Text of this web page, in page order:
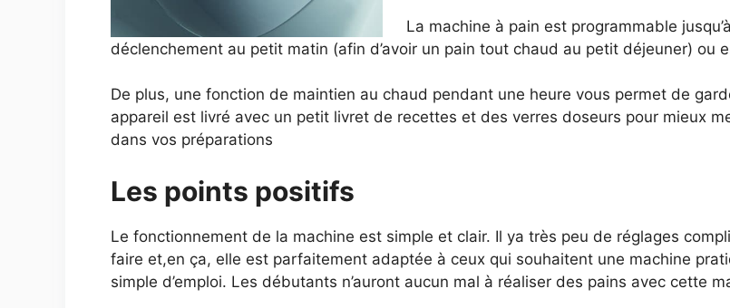
La machine à pain est programmable
déclenchement au petit matin (afin d’avoir un pain tout chaud au petit déjeuner) ou
De plus, une fonction de maintien au chaud pendant une heure vous permet de
appareil est livré avec un petit livret de recettes et des verres doseurs pour mieux
dans vos préparations
Les points positifs
Le fonctionnement de la machine est simple et clair. Il ya très peu de réglages
faire et,en ça, elle est parfaitement adaptée à ceux qui souhaitent une machine
simple d’emploi. Les débutants n’auront aucun mal à réaliser des pains avec cette